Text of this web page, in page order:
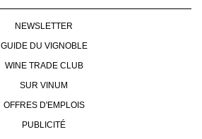
NEWSLETTER
GUIDE DU VIGNOBLE
WINE TRADE CLUB
SUR VINUM
OFFRES D'EMPLOIS
PUBLICITÉ